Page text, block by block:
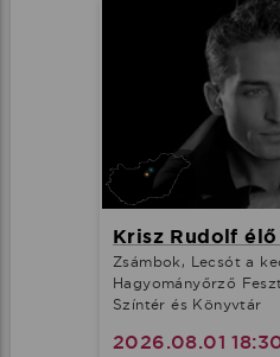
Krisz Rudolf
Zsámbok, Lecsót a
Hagyományőrző
Színtér és Könyvtár
2026.08.01